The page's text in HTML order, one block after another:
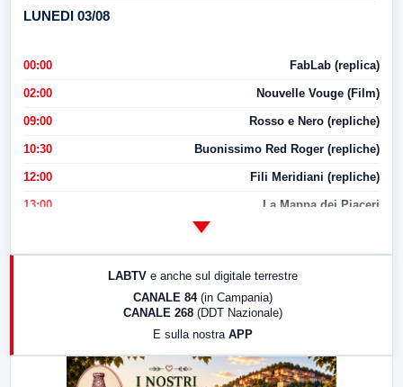
LUNEDI 03/08
00:00 FabLab (replica)
02:00 Nouvelle Vouge (Film)
09:00 Rosso e Nero (repliche)
10:30 Buonissimo Red Roger (repliche)
12:00 Fili Meridiani (repliche)
13:00 La Mappa dei Piaceri
LabNews (replica)
LABTV e anche sul digitale terrestre
CANALE 84 (in Campania)
CANALE 268 (DDT Nazionale)
E sulla nostra APP